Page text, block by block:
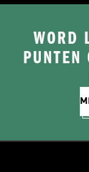
WORD
PUNTEN